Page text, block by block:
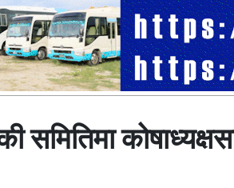
समितिमा